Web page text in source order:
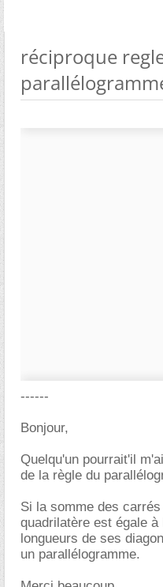
réciproque
------
Bonjour,
Quelqu'un pourrait'il
de la règle du
Si la somme des
quadrilatère est égale
longueurs de ses
un parallélogramme.